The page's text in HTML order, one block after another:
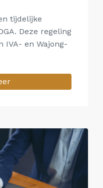
tijdelijke
Deze regeling
IVA- en Wajong-